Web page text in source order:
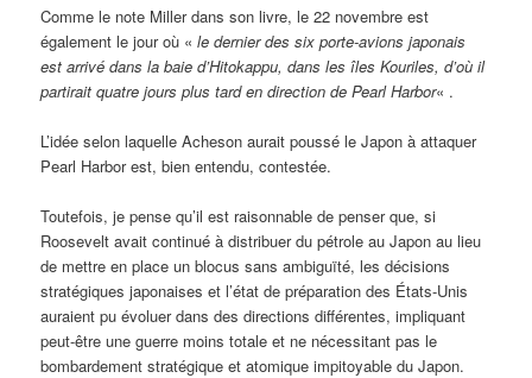
Comme le note Miller dans son livre, le 22 novembre est
également le jour où «le dernier des six porte-avions japonais
est arrivé dans la baie d’Hitokappu, dans les îles Kouriles, d’où il
partirait quatre jours plus tard en direction de Pearl Harbor« .
L’idée selon laquelle Acheson aurait poussé le Japon à attaquer
Pearl Harbor est, bien entendu, contestée.
Toutefois, je pense qu’il est raisonnable de penser que, si
Roosevelt avait continué à distribuer du pétrole au Japon au lieu
de mettre en place un blocus sans ambiguïté, les décisions
stratégiques japonaises et l’état de préparation des États-Unis
auraient pu évoluer dans des directions différentes, impliquant
peut-être une guerre moins totale et ne nécessitant pas le
bombardement stratégique et atomique impitoyable du Japon.